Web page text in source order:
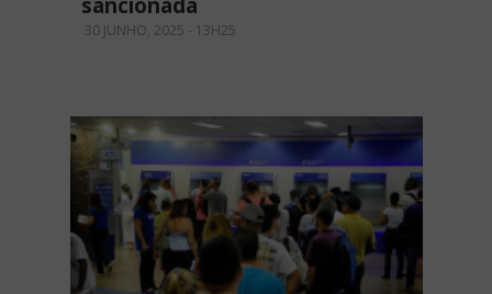
sancionada
30 JUNHO, 2025 - 13H25